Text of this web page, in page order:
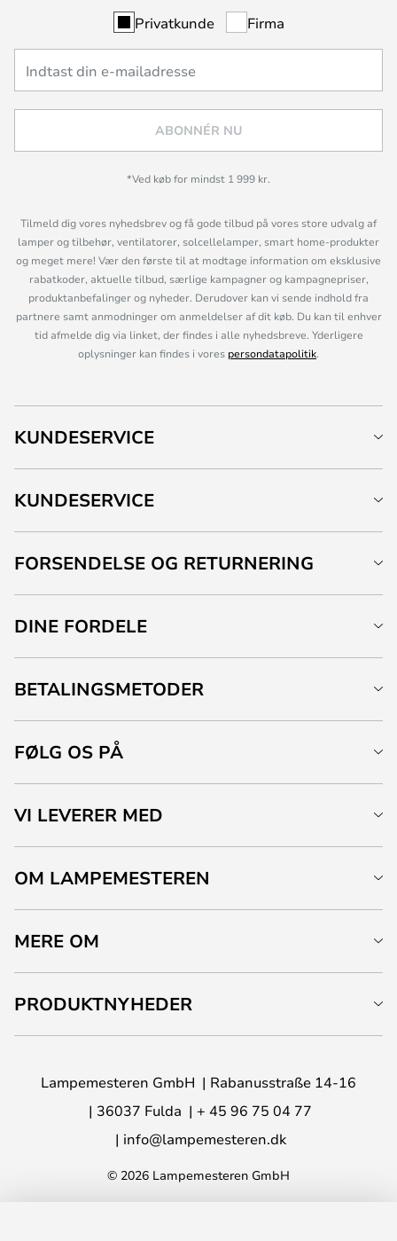
Privatkunde Firma
ABONNÉR NU
*Ved køb for mindst 1 999 kr.
Tilmeld dig vores nyhedsbrev og få gode tilbud på vores store udvalg af
lamper og tilbehør, ventilatorer, solcellelamper, smart home-produkter
og meget mere! Vær den første til at modtage information om eksklusive
rabatkoder, aktuelle tilbud, særlige kampagner og kampagnepriser,
produktanbefalinger og nyheder. Derudover kan vi sende indhold fra
partnere samt anmodninger om anmeldelser af dit køb. Du kan til enhver
tid afmelde dig via linket, der findes i alle nyhedsbreve. Yderligere
oplysninger kan findes i vores persondatapolitik.
KUNDESERVICE
KUNDESERVICE
FORSENDELSE OG RETURNERING
DINE FORDELE
BETALINGSMETODER
FØLG OS PÅ
VI LEVERER MED
OM LAMPEMESTEREN
MERE OM
PRODUKTNYHEDER
Lampemesteren GmbH
Rabanusstraße 14-16
36037 Fulda
+ 45 96 75 04 77
info@lampemesteren.dk
© 2026 Lampemesteren GmbH